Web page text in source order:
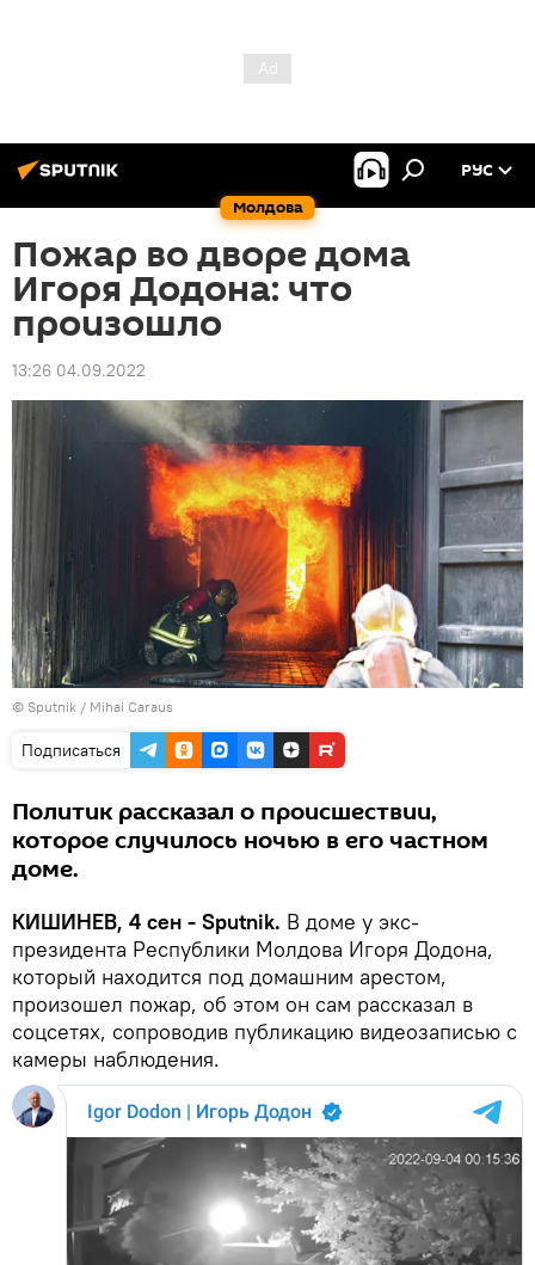
Молдова
РУС
Пожар во дворе дома
Игоря Додона: что
произошло
13:26 04.09.2022
© Sputnik / Mihai Caraus
Подписаться
Политик рассказал о происшествии,
которое случилось ночью в его частном
доме.
КИШИНЕВ, 4 сен - Sputnik. В доме у экс-
президента Республики Молдова Игоря Додона,
который находится под домашним арестом,
произошел пожар, об этом он сам рассказал в
соцсетях, сопроводив публикацию видеозаписью с
камеры наблюдения.